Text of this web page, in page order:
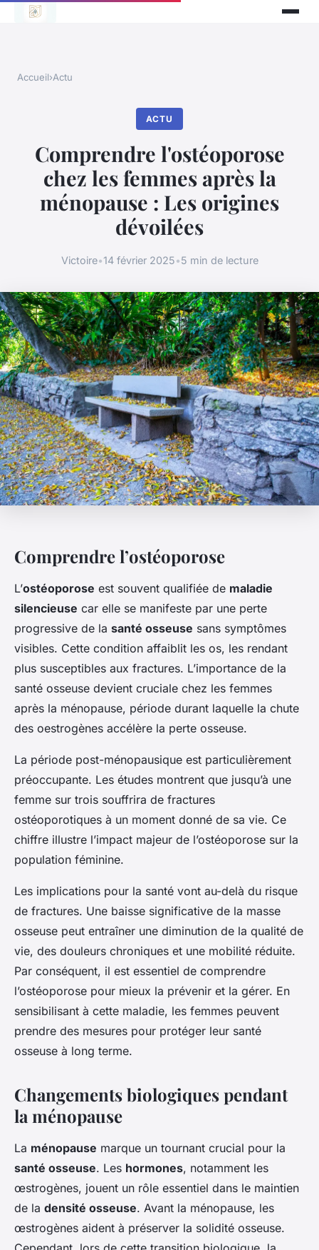
Accueil›Actu
ACTU
Comprendre l'ostéoporose
chez les femmes après la
ménopause : Les origines
dévoilées
Victoire•14 février 2025•5 min de lecture
Comprendre l’ostéoporose
L’ostéoporose est souvent qualifiée de maladie
silencieuse car elle se manifeste par une perte
progressive de la santé osseuse sans symptômes
visibles. Cette condition affaiblit les os, les rendant
plus susceptibles aux fractures. L’importance de la
santé osseuse devient cruciale chez les femmes
après la ménopause, période durant laquelle la chute
des oestrogènes accélère la perte osseuse.
La période post-ménopausique est particulièrement
préoccupante. Les études montrent que jusqu’à une
femme sur trois souffrira de fractures
ostéoporotiques à un moment donné de sa vie. Ce
chiffre illustre l’impact majeur de l’ostéoporose sur la
population féminine.
Les implications pour la santé vont au-delà du risque
de fractures. Une baisse significative de la masse
osseuse peut entraîner une diminution de la qualité de
vie, des douleurs chroniques et une mobilité réduite.
Par conséquent, il est essentiel de comprendre
l’ostéoporose pour mieux la prévenir et la gérer. En
sensibilisant à cette maladie, les femmes peuvent
prendre des mesures pour protéger leur santé
osseuse à long terme.
Changements biologiques pendant
la ménopause
La ménopause marque un tournant crucial pour la
santé osseuse. Les hormones, notamment les
œstrogènes, jouent un rôle essentiel dans le maintien
de la densité osseuse. Avant la ménopause, les
œstrogènes aident à préserver la solidité osseuse.